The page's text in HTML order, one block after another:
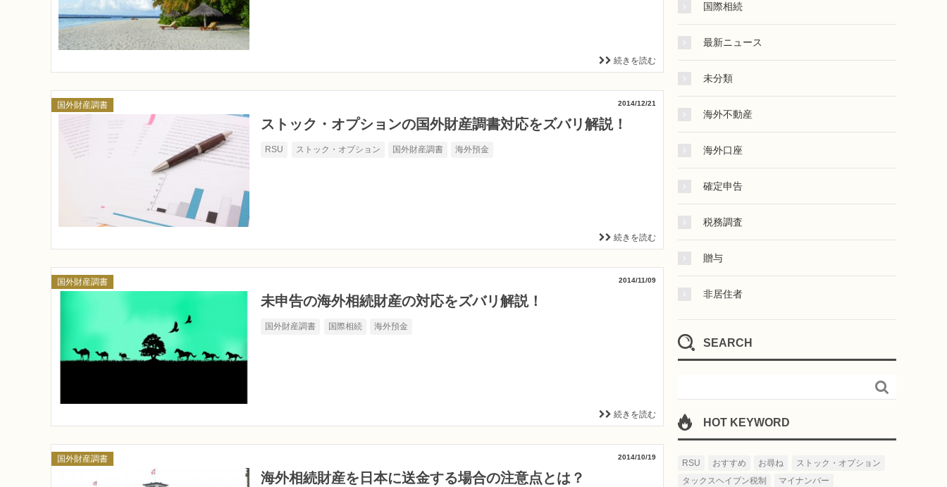
続きを読む
国外財産調書 2014/12/21
ストック・オプションの国外財産調書対応をズバリ解説！
RSU ストック・オプション 国外財産調書 海外預金
続きを読む
国外財産調書 2014/11/09
未申告の海外相続財産の対応をズバリ解説！
国外財産調書 国際相続 海外預金
続きを読む
国外財産調書 2014/10/19
海外相続財産を日本に送金する場合の注意点とは？
国際相続
最新ニュース
未分類
海外不動産
海外口座
確定申告
税務調査
贈与
非居住者
SEARCH

HOT KEYWORD
RSU おすすめ お尋ね
ストック・オプション
タックスヘイブン税制
マイナンバー